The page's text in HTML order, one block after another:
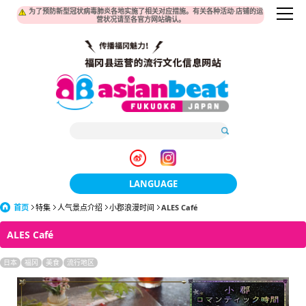
为了预防新型冠状病毒肺炎各地实施了相关对应措施。有关各种活动·店铺的运
营状况请至各官方网站确认。
LANGUAGE
日本語
繁體中文
首页 特集 人气景点介绍 小郡浪漫时间 ALES Café
ALES Café
日本 福冈 美食 流行地区